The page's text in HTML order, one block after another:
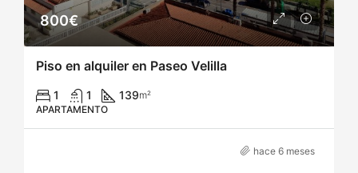
800€
Piso en alquiler en Paseo Velilla
1 1 139m²
APARTAMENTO
hace 6 meses